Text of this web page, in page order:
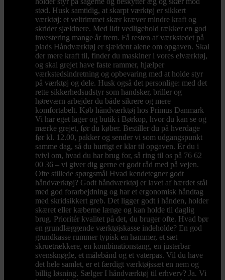
stød. Husk samtidig, at skarpt værktøj er sikkert
værktøj: et veltrimmet skær kræver mindre kraft og
skrider sjældnere. Med lidt vedligehold rækker en god
investering mange år frem. Få resten af værkstedet på
plads Håndværktøj er sjældent alene om opgaven. Skal
der mere kraft til, finder du maskiner i vores elværktøj,
og skal grejet have faste rammer, hjælper
værkstedsindretning og opbevaring med at holde styr
på værktøj og dele. Husk også det personlige: med det
rette sikkerhedsudstyr som handsker, briller og
høreværn arbejder du både sikrere og mere
komfortabelt. Køb håndværktøj hos Primus Danmark
Vi har eget lager og butik i Børkop, hvor du kan se og
mærke grejet, før du køber. Bestiller du på hverdage
før kl. 12.00, pakker og sender vi som udgangspunkt
samme dag, så du hurtigt er klar til opgaven. Er du i
tvivl om, hvad du har brug for, så ring til os på 76 62
00 36 – vi giver dig gerne et godt råd med på vejen.
Ofte stillede spørgsmål Hvad kendetegner godt
håndværktøj? Godt håndværktøj er lavet af hærdet stål
med god forarbejdning og har et ergonomisk håndtag
med skridsikkert greb. Det ligger godt i hånden, holder
skæret eller kæberne længe og kan holde til daglig
brug. Prioritér kvalitet på det, du bruger ofte. Hvad bør
en grundlæggende værktøjskasse indeholde? En god
grundkasse rummer typisk en hammer, et sæt
skruetrækkere, en kombinationstang, en justerbar
svensknøgle, et målebånd og et vaterpas. Vil du have
det hele samlet, er et færdigt værktøjssæt en nem og
billig løsning. Sælger I håndværktøj til erhverv? Ja. Vi